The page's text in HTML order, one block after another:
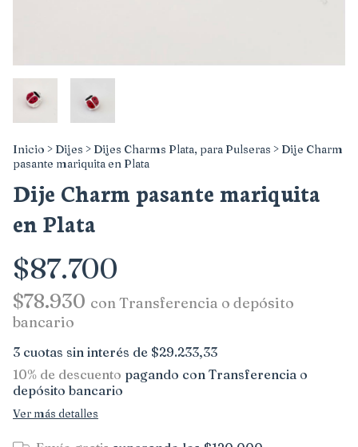
Inicio > Dijes > Dijes Charms Plata, para Pulseras > Dije Charm
pasante mariquita en Plata
Dije Charm pasante mariquita
en Plata
$87.700
$78.930 conTransferencia o depósito
bancario
3 cuotas sin interés de $29.233,33
10% de descuento pagando con Transferencia o
depósito bancario
Ver más detalles